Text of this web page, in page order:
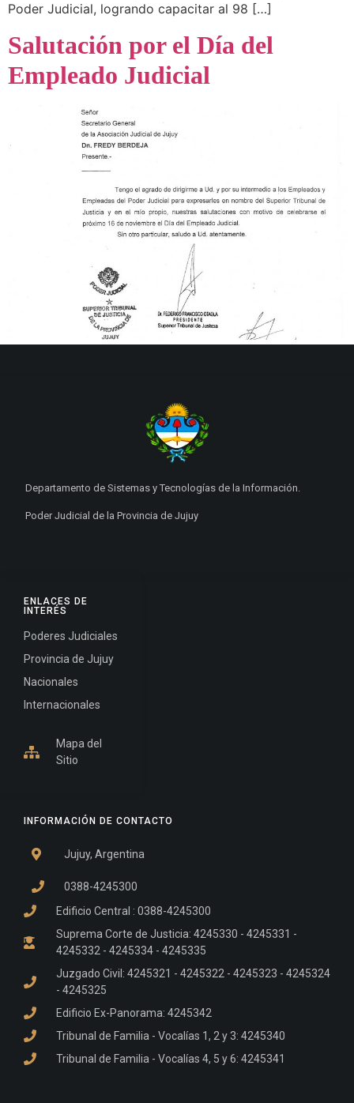
Poder Judicial, logrando capacitar al 98 […]
Salutación por el Día del
Empleado Judicial
INFORMACIÓN DE CONTACTO
Jujuy, Argentina
0388-4245300
Edificio Central : 0388-4245300
Suprema Corte de Justicia: 4245330 - 4245331 -
4245332 - 4245334 - 4245335
Juzgado Civil: 4245321 - 4245322 - 4245323 - 4245324
- 4245325
Edificio Ex-Panorama: 4245342
Tribunal de Familia - Vocalías 1, 2 y 3: 4245340
Tribunal de Familia - Vocalías 4, 5 y 6: 4245341
ENLACES DE
INTERÉS
Poderes Judiciales
Provincia de Jujuy
Nacionales
Internacionales
Mapa del
Sitio
Departamento de Sistemas y Tecnologías de la Información.
Poder Judicial de la Provincia de Jujuy